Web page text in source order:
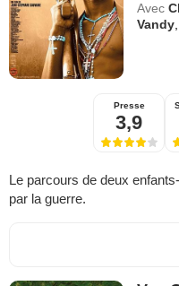
Avec
Vandy
Presse
3,9
Le parcours de deux
par la guerre.